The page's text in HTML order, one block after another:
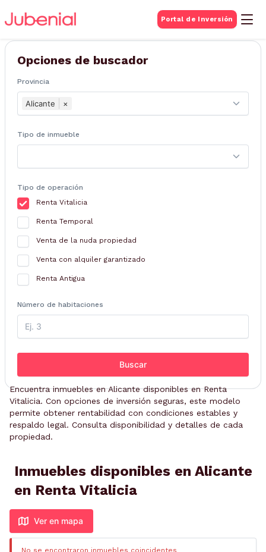
Portal de Inversión
BUSQUEDA DE
Inmuebles
Opciones de buscador
Provincia
Alicante ×
Tipo de inmueble
Tipo de operación
Renta Vitalicia
Renta Temporal
Venta de la nuda propiedad
Venta con alquiler garantizado
Renta Antigua
Número de habitaciones
Buscar
Encuentra inmuebles en Alicante disponibles en Renta
Vitalicia. Con opciones de inversión seguras, este modelo
permite obtener rentabilidad con condiciones estables y
respaldo legal. Consulta disponibilidad y detalles de cada
propiedad.
Inmuebles disponibles en Alicante
en Renta Vitalicia
Ver en mapa
No se encontraron inmuebles coincidentes